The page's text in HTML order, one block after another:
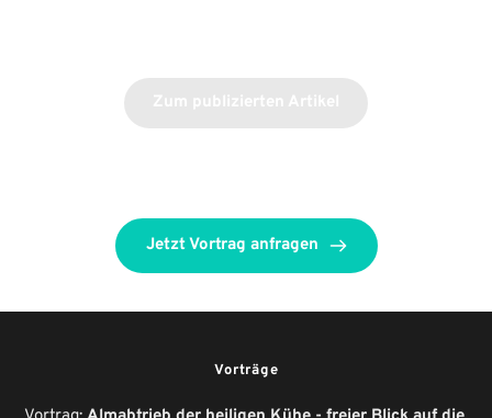
Jetzt Vortrag anfragen
Vorträge